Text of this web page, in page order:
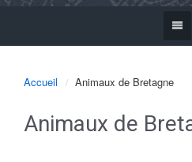
Accueil Animaux de Bretagne
Animaux de